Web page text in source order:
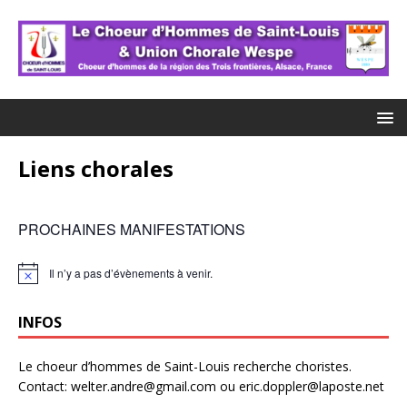
Liens chorales
PROCHAINES MANIFESTATIONS
N
c
Il n’y a pas d’évènements à venir.
INFOS
Le choeur d’hommes de Saint-Louis recherche choristes.
Contact: welter.andre@gmail.com ou eric.doppler@laposte.net